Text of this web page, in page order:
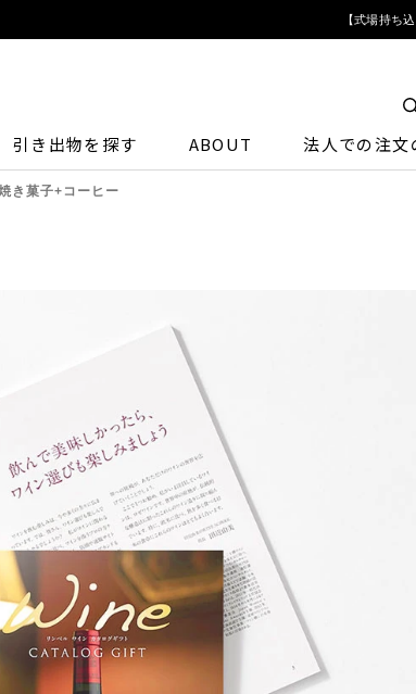
【式場持ち
引き出物を探す ABOUT 法人での注文
き菓子+コーヒー